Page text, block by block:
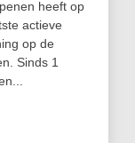
heeft op
actieve
op de
Sinds 1